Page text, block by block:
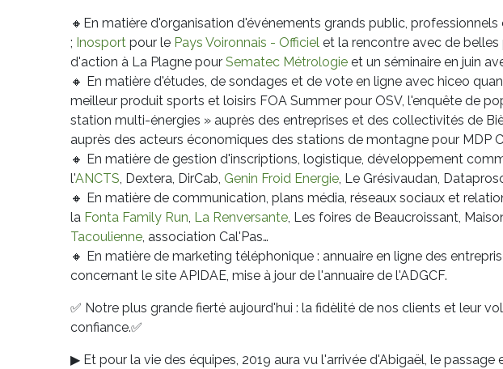
🔸 En matière d'organisation d'événements grands public,
; Inosport pour le Pays Voironnais - Officiel et la rencontre avec de belles
d'action à La Plagne pour Sematec Métrologie et un séminaire en juin
🔸 En matière d'études, de sondages et de vote en ligne avec hiceo
meilleur produit sports et loisirs FOA Summer pour OSV, l'enquête de
station multi-énergies » auprès des entreprises et des collectivités de
auprès des acteurs économiques des stations de montagne pour MDP
🔸 En matière de gestion d'inscriptions, logistique, développement
l'ANCTS, Dextera, DirCab, Genin Froid Energie, Le Grésivaudan,
🔸 En matière de communication, plans média, réseaux sociaux et
la Fonta Family Run, La Renversante, Les foires de Beaucroissant,
Tacoulienne, association Cal'Pas…
🔸 En matière de marketing téléphonique : annuaire en ligne des
concernant le site APIDAE, mise à jour de l'annuaire de l'ADGCF.
✅ Notre plus grande fierté aujourd'hui : la fidèlité de nos clients et leur
confiance.✅
▶ Et pour la vie des équipes, 2019 aura vu l'arrivée d'Abigaël, le